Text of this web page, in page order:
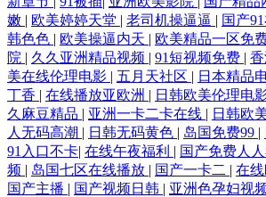
嫩 | 欧美婷婷天堂 | 老司机操逼逼 | 国产
韩色色 | 欧美操逼内天 | 欧美精品一区免
院 | 久久亚洲精品视频 | 91短视频免费 |
美在线伦理电影 | 五月天社区 | 日本精品
丁香 | 在线播放亚欧洲 | 日韩欧美伦理电
久麻豆精品 | 亚洲一卡二卡在线 | 日韩欧
人无码高潮 | 日韩无码黄色 | 岛国免费99 |
91入口不卡| 在线午夜福利 | 国产免费人
频 | 岛国七区在线播放 | 国产一卡二 | 在
国产主播 | 国产视频日韩 | 亚洲色孕妇视